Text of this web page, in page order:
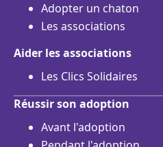
Adopter un chaton
Les associations
Aider les associations
Les Clics Solidaires
Réussir son adoption
Avant l'adoption